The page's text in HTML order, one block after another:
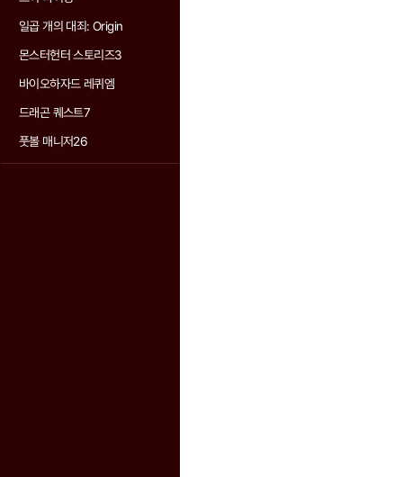
일곱 개의 대죄: Origin
몬스터헌터 스토리즈3
바이오하자드 레퀴엠
드래곤 퀘스트7
풋볼 매니저26